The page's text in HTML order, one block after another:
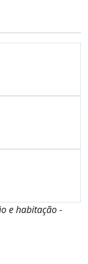
e habitação -